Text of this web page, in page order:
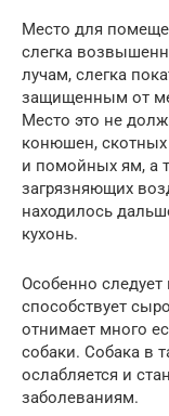
Место для
слегка
лучам, слегка
защищенным от
Место это не
конюшен,
и помойных ям, а
загрязняющих
находилось
кухонь.
Особенно
способствует
отнимает много
собаки. Собака в
ослабляется и
заболеваниям.